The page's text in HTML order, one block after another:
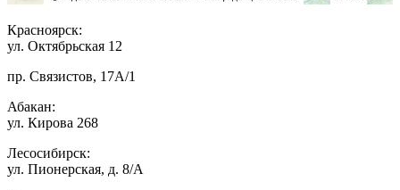
Красноярск:
ул. Октябрьская 12
пр. Связистов, 17А/1
Абакан:
ул. Кирова 268
Лесосибирск:
ул. Пионерская, д. 8/А